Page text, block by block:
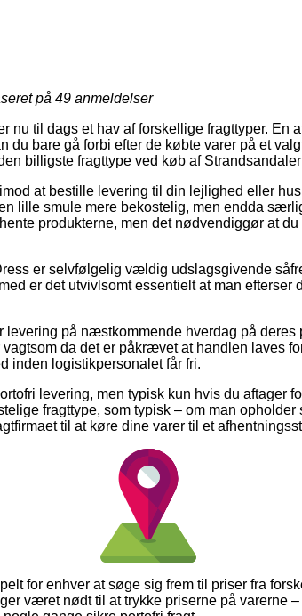
på 49 anmeldelser
nu til dags et hav af forskellige fragttyper. En
du bare gå forbi efter de købte varer på et
billigste fragttype ved køb af
at bestille levering til din lejlighed eller
lille smule mere bekostelig, men endda
produkterne, men det nødvendiggør at
er selvfølgelig vældig udslagsgivende
er det utvivlsomt essentielt at man efterser
levering på næstkommende hverdag på
da det er påkrævet at handlen laves
inden logistikpersonalet får fri.
levering, men typisk kun hvis du aftager
fragttype, som typisk – om man
til at køre dine varer til et
for enhver at søge sig frem til priser fra
været nødt til at trykke priserne på varerne